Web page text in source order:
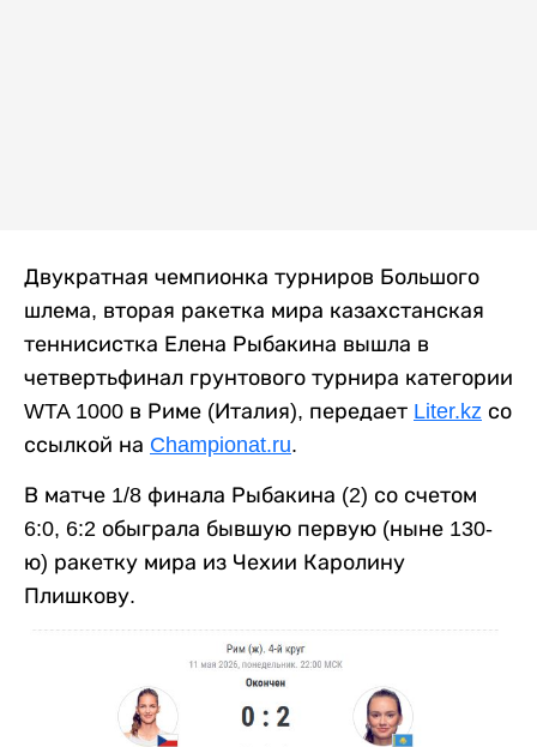
Двукратная чемпионка турниров Большого
шлема, вторая ракетка мира казахстанская
теннисистка Елена Рыбакина вышла в
четвертьфинал грунтового турнира категории
WTA 1000 в Риме (Италия), передает Liter.kz со
ссылкой на Championat.ru.
В матче 1/8 финала Рыбакина (2) со счетом
6:0, 6:2 обыграла бывшую первую (ныне 130-
ю) ракетку мира из Чехии Каролину
Плишкову.